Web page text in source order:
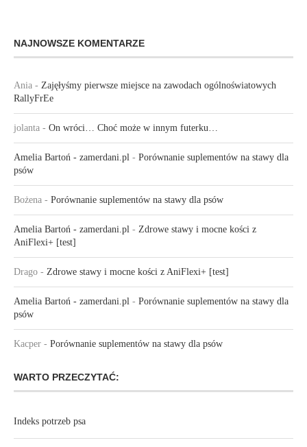
NAJNOWSZE KOMENTARZE
Ania - Zajęłyśmy pierwsze miejsce na zawodach ogólnoświatowych
RallyFrEe
jolanta - On wróci… Choć może w innym futerku…
Amelia Bartoń - zamerdani.pl - Porównanie suplementów na stawy dla
psów
Bożena - Porównanie suplementów na stawy dla psów
Amelia Bartoń - zamerdani.pl - Zdrowe stawy i mocne kości z
AniFlexi+ [test]
Drago - Zdrowe stawy i mocne kości z AniFlexi+ [test]
Amelia Bartoń - zamerdani.pl - Porównanie suplementów na stawy dla
psów
Kacper - Porównanie suplementów na stawy dla psów
WARTO PRZECZYTAĆ:
Indeks potrzeb psa